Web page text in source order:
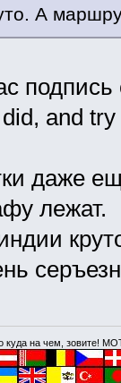
А
подпись
and
даже
лежат.
куда на чем, зовите!